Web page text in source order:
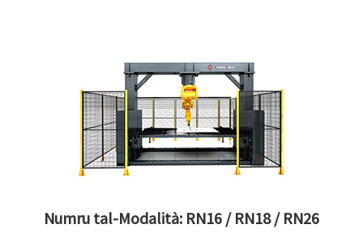
Numru tal-Modalità: RN16 / RN18 / RN26